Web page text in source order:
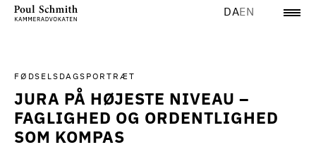
DAEN
JURA PÅ HØJESTE NIVEAU –
FAGLIGHED OG ORDENTLIGHED
SOM KOMPAS
FØDSELSDAGSPORTRÆT